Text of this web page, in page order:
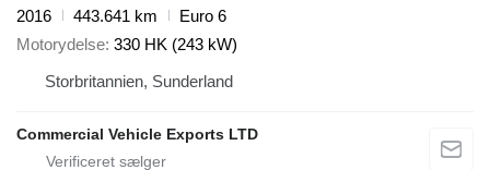
2016
443.641 km
Euro 6
Motorydelse 330 HK (243 kW)
Storbritannien, Sunderland
Commercial Vehicle Exports LTD